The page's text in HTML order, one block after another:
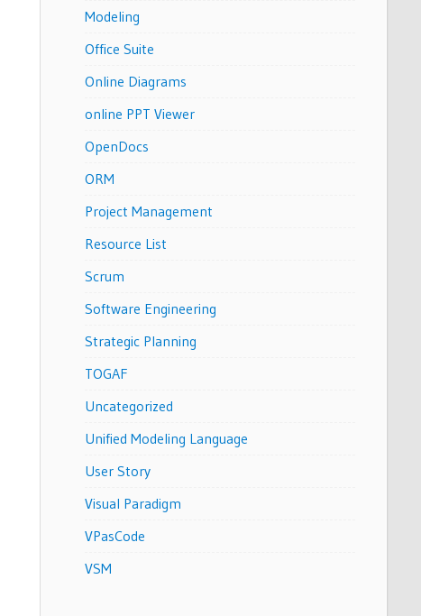
Modeling
Office Suite
Online Diagrams
online PPT Viewer
OpenDocs
ORM
Project Management
Resource List
Scrum
Software Engineering
Strategic Planning
TOGAF
Uncategorized
Unified Modeling Language
User Story
Visual Paradigm
VPasCode
VSM